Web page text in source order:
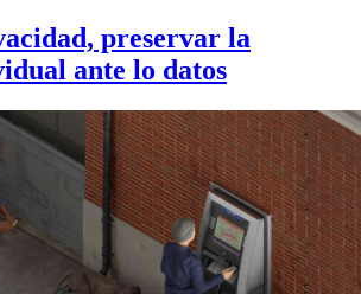
preservar la
ante lo datos